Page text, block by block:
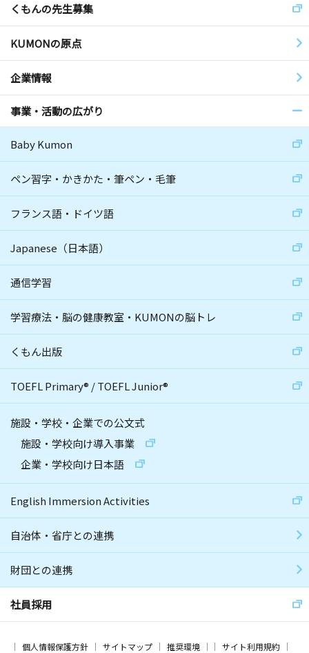
くもんの先生募集
KUMONの原点
企業情報
事業・活動の広がり
Baby Kumon
ペン習字・かきかた・筆ペン・毛筆
フランス語・ドイツ語
Japanese（日本語）
通信学習
学習療法・脳の健康教室・KUMONの脳トレ
くもん出版
TOEFL Primary® /TOEFL Junior®
施設・学校・企業での公文式
施設・学校向け導入事業
企業・学校向け日本語
English Immersion Activities
自治体・省庁との連携
財団との連携
社員採用
個人情報保護方針 サイトマップ 推奨環境 サイト利用規約